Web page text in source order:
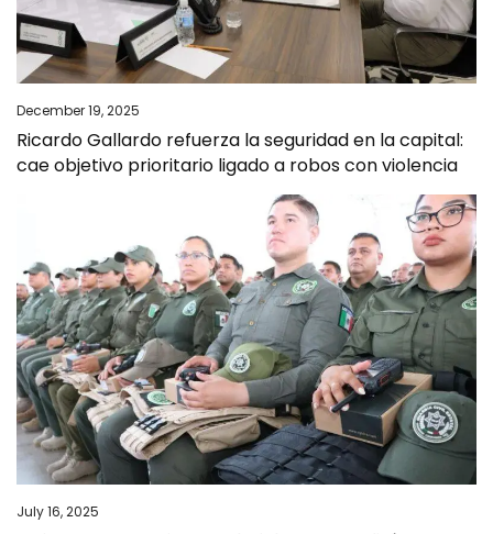
December 19, 2025
Ricardo Gallardo refuerza la seguridad en la capital:
cae objetivo prioritario ligado a robos con violencia
July 16, 2025